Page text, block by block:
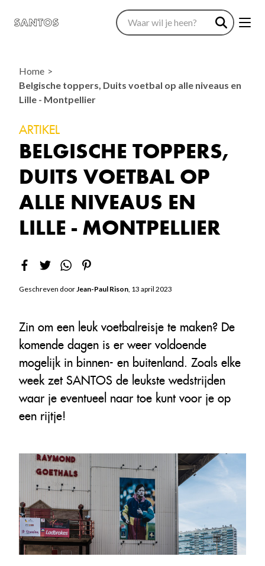
Home
Belgische toppers, Duits voetbal op alle niveaus en
Lille - Montpellier
ARTIKEL
BELGISCHE TOPPERS,
DUITS VOETBAL OP
ALLE NIVEAUS EN
LILLE - MONTPELLIER
Geschreven doorJean-Paul Rison, 13 april 2023
Zin om een leuk voetbalreisje te maken? De
komende dagen is er weer voldoende
mogelijk in binnen- en buitenland. Zoals elke
week zet SANTOS de leukste wedstrijden
waar je eventueel naar toe kunt voor je op
een rijtje!